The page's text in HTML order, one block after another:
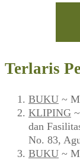
Terlaris
BUKU ~
KLIPING
dan
No. 83,
BUKU ~